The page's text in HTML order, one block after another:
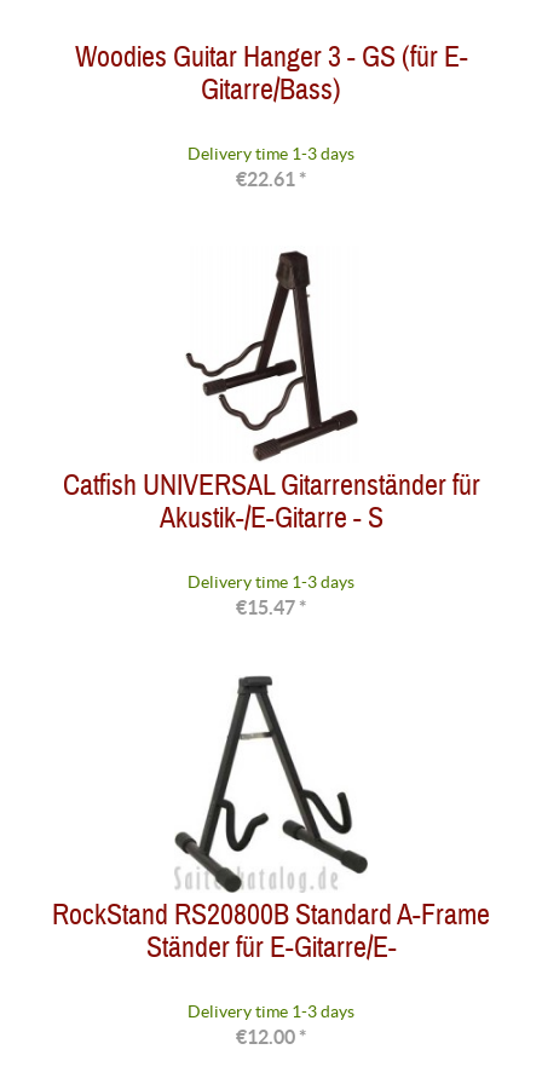
Woodies Guitar Hanger 3 - GS (für E-
Gitarre/Bass)
Delivery time 1-3 days
€22.61 *
Catfish UNIVERSAL Gitarrenständer für
Akustik-/E-Gitarre - S
Delivery time 1-3 days
€15.47 *
RockStand RS20800B Standard A-Frame
Ständer für E-Gitarre/E-
Delivery time 1-3 days
€12.00 *